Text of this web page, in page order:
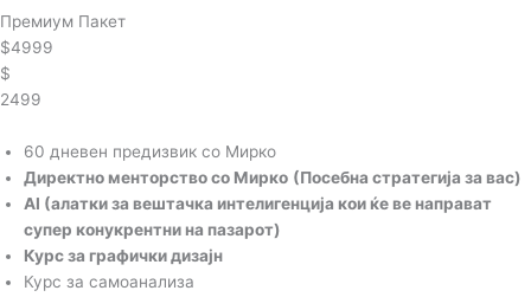
Премиум Пакет
$4999
$
2499
60 дневен предизвик со Мирко
Директно менторство со Мирко (Посебна стратегија за вас)
AI (алатки за вештачка интелигенција кои ќе ве направат
супер конукрентни на пазарот)
Курс за графички дизајн
Курс за самоанализа